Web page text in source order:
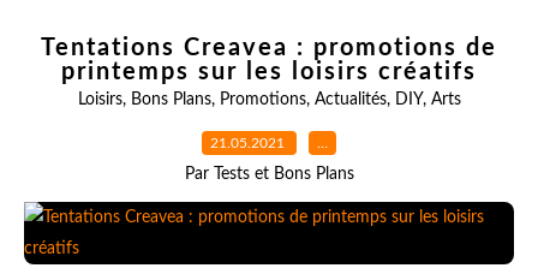
Tentations Creavea : promotions de
printemps sur les loisirs créatifs
Loisirs, Bons Plans, Promotions, Actualités, DIY, Arts
21.05.2021 …
Par Tests et Bons Plans